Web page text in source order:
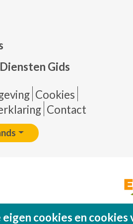
Gids
de página
Cookies
Contact
Fondo
cookies en cookies